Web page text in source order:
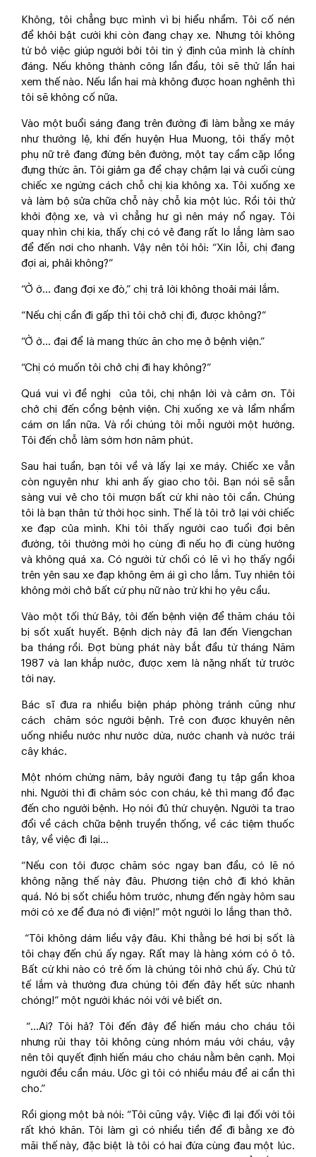
Không, tôi chẳng bực mình vì bị hiểu nhầm. Tôi cố nén
để khỏi bật cười khi còn đang chạy xe. Nhưng tôi không
từ bỏ việc giúp người bởi tôi tin ý định của mình là chính
đáng. Nếu không thành công lần đầu, tôi sẽ thử lần hai
xem thế nào. Nếu lần hai mà không được hoan nghênh thì
tôi sẽ không cố nữa.
Vào một buổi sáng đang trên đường đi làm bằng xe máy
như thường lệ, khi đến huyện Hua Muong, tôi thấy một
phụ nữ trẻ đang đứng bên đường, một tay cầm cặp lồng
đựng thức ăn. Tôi giảm ga để chạy chậm lại và cuối cùng
chiếc xe ngừng cách chỗ chị kia không xa. Tôi xuống xe
và làm bộ sửa chữa chỗ này chỗ kia một lúc. Rồi tôi thử
khởi động xe, và vì chẳng hư gì nên máy nổ ngay. Tôi
quay nhìn chị kia, thấy chị có vẻ đang rất lo lắng làm sao
để đến nơi cho nhanh. Vậy nên tôi hỏi: “Xin lỗi, chị đang
đợi ai, phải không?”
“Ờ ờ... đang đợi xe đò,” chị trả lời không thoải mái lắm.
“Nếu chị cần đi gấp thì tôi chở chị đi, được không?”
“Ờ ờ... đại để là mang thức ăn cho mẹ ở bệnh viện.”
“Chị có muốn tôi chở chị đi hay không?”
Quá vui vì đề nghị của tôi, chị nhận lời và cảm ơn. Tôi
chở chị đến cổng bệnh viện. Chị xuống xe và lẩm nhẩm
cám ơn lần nữa. Và rồi chúng tôi mỗi người một hướng.
Tôi đến chỗ làm sớm hơn năm phút.
Sau hai tuần, bạn tôi về và lấy lại xe máy. Chiếc xe vẫn
còn nguyên như khi anh ấy giao cho tôi. Bạn nói sẽ sẵn
sàng vui vẻ cho tôi mượn bất cứ khi nào tôi cần. Chúng
tôi là bạn thân từ thời học sinh. Thế là tôi trở lại với chiếc
xe đạp của mình. Khi tôi thấy người cao tuổi đợi bên
đường, tôi thường mời họ cùng đi nếu họ đi cùng hướng
và không quá xa. Có người từ chối có lẽ vì họ thấy ngồi
trên yên sau xe đạp không êm ái gì cho lắm. Tuy nhiên tôi
không mời chở bất cứ phụ nữ nào trừ khi họ yêu cầu.
Vào một tối thứ Bảy, tôi đến bệnh viện để thăm cháu tôi
bị sốt xuất huyết. Bệnh dịch này đã lan đến Viengchan
ba tháng rồi. Đợt bùng phát này bắt đầu từ tháng Năm
1987 và lan khắp nước, được xem là nặng nhất từ trước
tới nay.
Bác sĩ đưa ra nhiều biện pháp phòng tránh cũng như
cách chăm sóc người bệnh. Trẻ con được khuyên nên
uống nhiều nước như nước dừa, nước chanh và nước trái
cây khác.
Một nhóm chừng năm, bảy người đang tụ tập gần khoa
nhi. Người thì đi chăm sóc con cháu, kẻ thì mang đồ đạc
đến cho người bệnh. Họ nói đủ thứ chuyện. Người ta trao
đổi về cách chữa bệnh truyền thống, về các tiệm thuốc
tây, về việc đi lại...
“Nếu con tôi được chăm sóc ngay ban đầu, có lẽ nó
không nặng thế này đâu. Phương tiện chở đi khó khăn
quá. Nó bị sốt chiều hôm trước, nhưng đến ngày hôm sau
mới có xe để đưa nó đi viện!” một người lo lắng than thở.
“Tôi không dám liều vậy đâu. Khi thằng bé hơi bị sốt là
tôi chạy đến chú ấy ngay. Rất may là hàng xóm có ô tô.
Bất cứ khi nào có trẻ ốm là chúng tôi nhờ chú ấy. Chú tử
tế lắm và thường đưa chúng tôi đến đây hết sức nhanh
chóng!” một người khác nói với vẻ biết ơn.
“...Ai? Tôi hả? Tôi đến đây để hiến máu cho cháu tôi
nhưng rủi thay tôi không cùng nhóm máu với cháu, vậy
nên tôi quyết định hiến máu cho cháu nằm bên cạnh. Mọi
người đều cần máu. Ước gì tôi có nhiều máu để ai cần thì
cho.”
Rồi giọng một bà nói: “Tôi cũng vậy. Việc đi lại đối với tôi
rất khó khăn. Tôi làm gì có nhiều tiền để đi bằng xe đò
mãi thế này, đặc biệt là tôi có hai đứa cùng đau một lúc.